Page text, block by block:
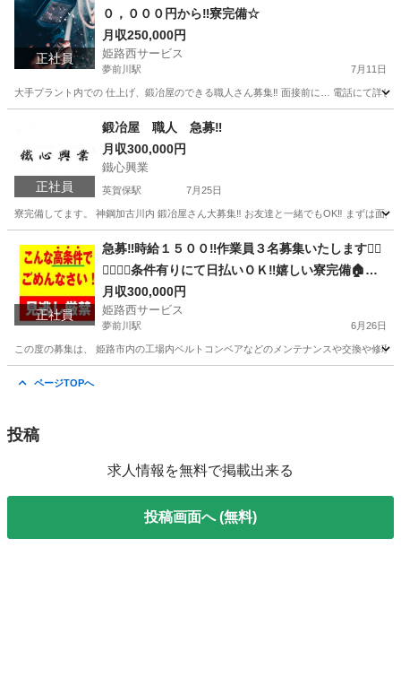
正社員
０，０００円から‼️寮完備☆
月収250,000円
姫路西サービス
夢前川駅 7月11日
大手プラント内での 仕上げ、鍛冶屋のできる職人さん募集‼️ 面接前に… 電話にて詳し
夢前川駅 鳶職
正社員
鍛冶屋 職人 急募‼︎
月収300,000円
鐵心興業
英賀保駅 7月25日
寮完備してます。 神鋼加古川内 鍛冶屋さん大募集‼︎ お友達と一緒でもOK‼︎ まずは面接
英賀保駅 その他 兵庫 姫路市 夢前川駅
その他 鍛冶屋
正社員
急募‼️時給１５００‼️作業員３名募集いたします👷‍♂️
👷‍♂️👷‍♂️条件有りにて日払いＯＫ‼️嬉しい寮完備🏠未
経験者歓迎✨１から丁寧に教えます〜✊
月収300,000円
姫路西サービス
夢前川駅 6月26日
この度の募集は、 姫路市内の工場内ベルトコンベアなどのメンテナンスや交換や修
ページTOPへ
投稿
求人情報を無料で掲載出来る
投稿画面へ (無料)